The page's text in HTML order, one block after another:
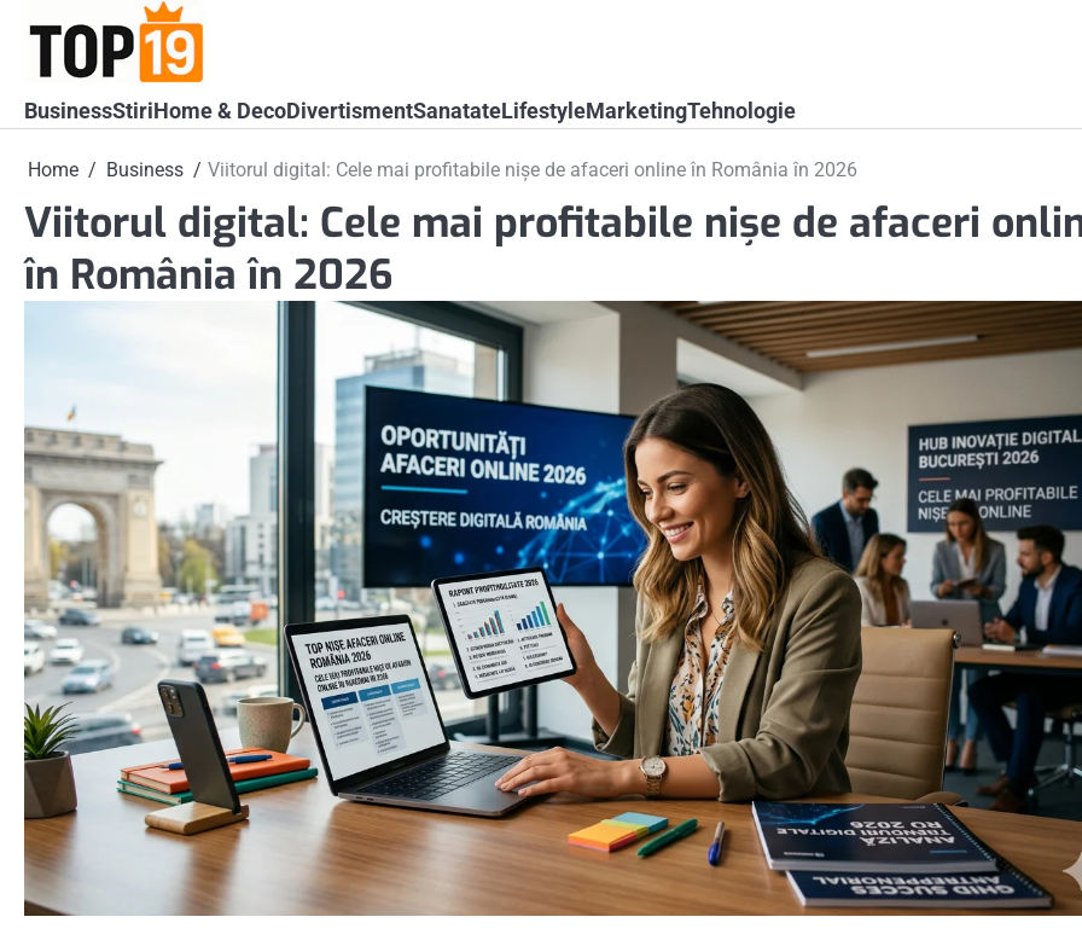
content
BusinessStiriHome & DecoDivertismentSanatateLifestyleMarketingTehnologie
Home Business Viitorul digital: Cele mai profitabile nișe de afaceri online în România în 2026
Viitorul digital: Cele mai profitabile nișe de afaceri
în România în 2026